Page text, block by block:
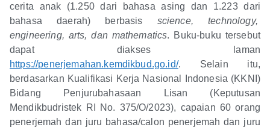
cerita anak (1.250 dari bahasa asing dan 1.223 dari
bahasa daerah) berbasis science, technology,
engineering, arts, dan mathematics. Buku-buku tersebut
dapat diakses laman
https://penerjemahan.kemdikbud.go.id/. Selain itu,
berdasarkan Kualifikasi Kerja Nasional Indonesia (KKNI)
Bidang Penjurubahasaan Lisan (Keputusan
Mendikbudristek RI No. 375/O/2023), capaian 60 orang
penerjemah dan juru bahasa/calon penerjemah dan juru